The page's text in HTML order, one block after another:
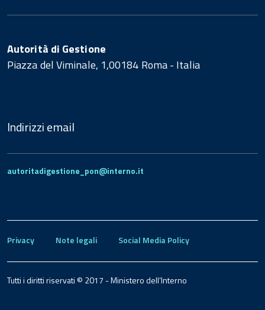
Autorità di Gestione
Piazza del Viminale, 1,00184 Roma - Italia
Indirizzi email
autoritadigestione_pon@interno.it
Privacy Note legali Social Media Policy
Tutti i diritti riservati © 2017 - Ministero dell’Interno